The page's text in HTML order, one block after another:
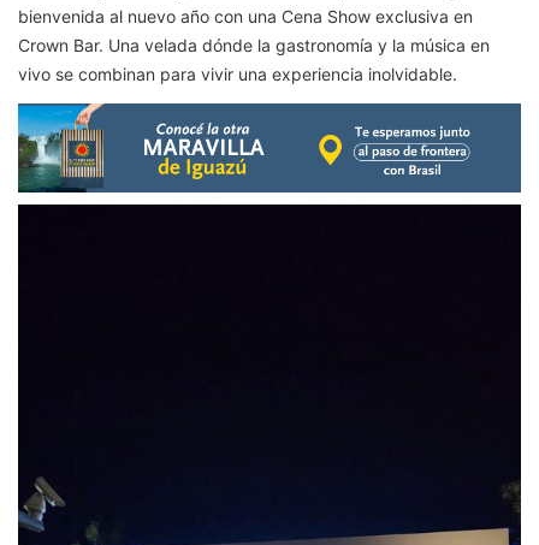
bienvenida al nuevo año con una Cena Show exclusiva en
Crown Bar. Una velada dónde la gastronomía y la música en
vivo se combinan para vivir una experiencia inolvidable.